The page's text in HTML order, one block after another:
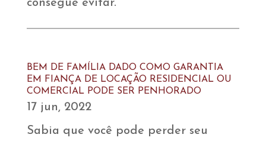
consegue evitar.
BEM DE FAMÍLIA DADO COMO GARANTIA
EM FIANÇA DE LOCAÇÃO RESIDENCIAL OU
COMERCIAL PODE SER PENHORADO
17 jun, 2022
Sabia que você pode perder seu